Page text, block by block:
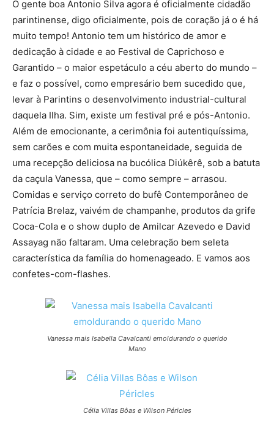
O gente boa Antonio Silva agora é oficialmente cidadão
parintinense, digo oficialmente, pois de coração já o é há
muito tempo! Antonio tem um histórico de amor e
dedicação à cidade e ao Festival de Caprichoso e
Garantido – o maior espetáculo a céu aberto do mundo –
e faz o possível, como empresário bem sucedido que,
levar à Parintins o desenvolvimento industrial-cultural
daquela Ilha. Sim, existe um festival pré e pós-Antonio.
Além de emocionante, a cerimônia foi autentiquíssima,
sem carões e com muita espontaneidade, seguida de
uma recepção deliciosa na bucólica Diúkêrê, sob a batuta
da caçula Vanessa, que – como sempre – arrasou.
Comidas e serviço correto do bufê Contemporâneo de
Patrícia Brelaz, vaivém de champanhe, produtos da grife
Coca-Cola e o show duplo de Amilcar Azevedo e David
Assayag não faltaram. Uma celebração bem seleta
característica da família do homenageado. E vamos aos
confetes-com-flashes.
Vanessa mais Isabella Cavalcanti emoldurando o querido
Mano
Célia Villas Bôas e Wilson Péricles